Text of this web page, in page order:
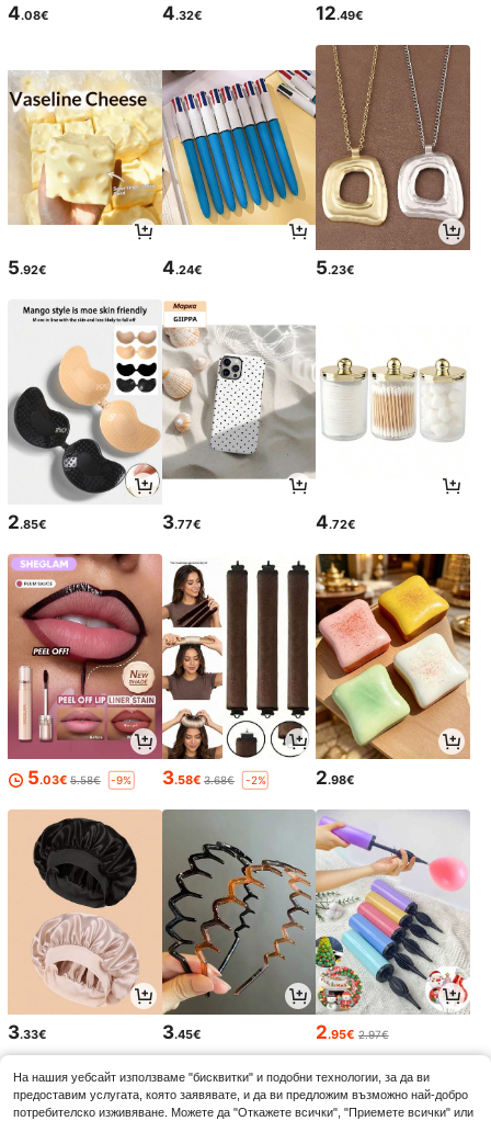
4.08€ 4.32€ 12.49€
5.92€ 4.24€ 5.23€
2.85€ 3.77€ 4.72€
5.03€ 5.58€ -9% 3.58€ 3.68€ -2% 2.98€
3.33€ 3.45€ 2.95€ 2.97€
На нашия уебсайт използваме "бисквитки" и подобни технологии, за да ви
предоставим услугата, която заявявате, и да ви предложим възможно най-добро
потребителско изживяване. Можете да "Откажете всички", "Приемете всички" или